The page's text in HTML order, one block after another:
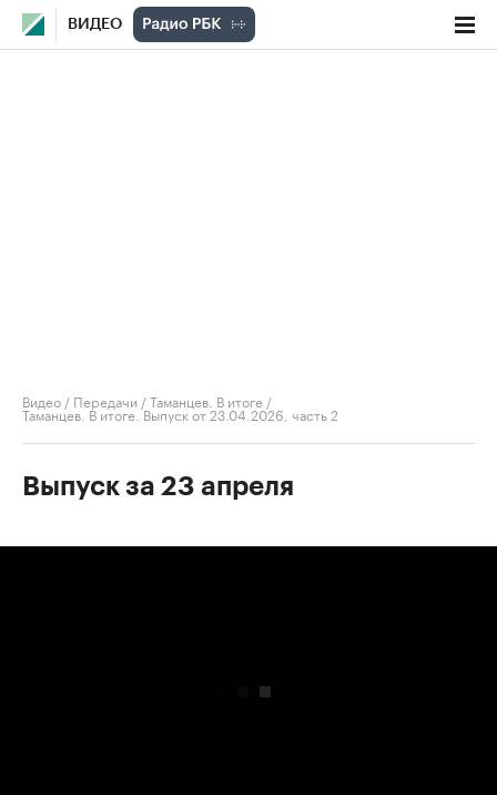
ВИДЕО
Видео / Передачи /Таманцев. В итоге /
Таманцев. В итоге. Выпуск от 23.04.2026, часть 2
Выпуск за 23 апреля